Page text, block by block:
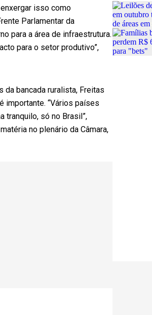
isso como
Parlamentar da
para a área de infraestrutura.
para o setor produtivo”,
bancada ruralista, Freitas
importante. “Vários países
tranquilo, só no Brasil”,
no plenário da Câmara,